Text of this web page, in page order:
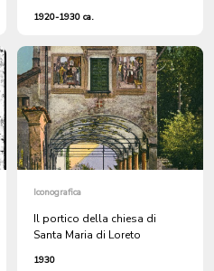
1920-1930 ca.
Iconografica
Il portico della chiesa di
Santa Maria di Loreto
1930